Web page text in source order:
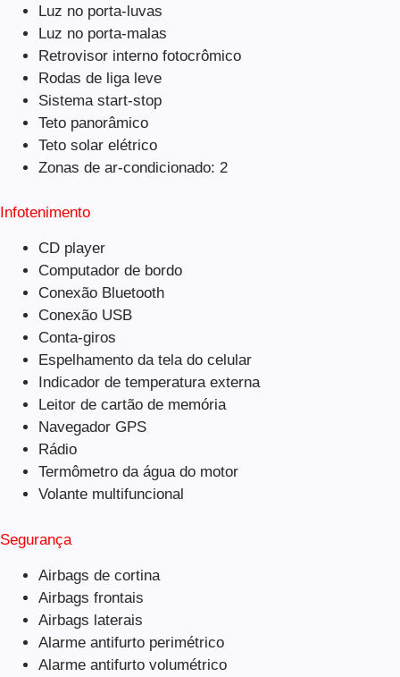
Luz no porta-luvas
Luz no porta-malas
Retrovisor interno fotocrômico
Rodas de liga leve
Sistema start-stop
Teto panorâmico
Teto solar elétrico
Zonas de ar-condicionado: 2
Infotenimento
CD player
Computador de bordo
Conexão Bluetooth
Conexão USB
Conta-giros
Espelhamento da tela do celular
Indicador de temperatura externa
Leitor de cartão de memória
Navegador GPS
Rádio
Termômetro da água do motor
Volante multifuncional
Segurança
Airbags de cortina
Airbags frontais
Airbags laterais
Alarme antifurto perimétrico
Alarme antifurto volumétrico